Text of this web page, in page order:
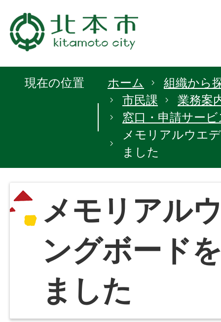
現在の位置 ホーム
組織から
市民課
業務案
窓口・申請サー
メモリアルウエ
ました
メモリアル
ングボード
ました